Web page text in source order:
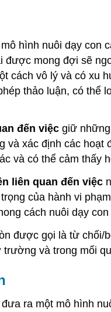
hình nuôi dạy con
được mong đợi sẽ
cách vô lý và có xu
thảo luận, có thể
đến việc giữ
và xác định các
và có thể cảm thấy
liên quan đến việc
của hành vi
cách nuôi dạy
được gọi là từ chối/
và trong mối
ra một mô hình